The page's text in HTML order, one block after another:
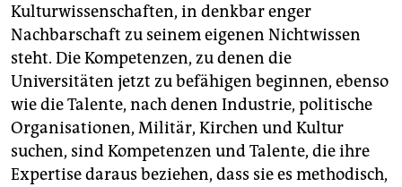
Kulturwissenschaften, in denkbar enger
Nachbarschaft zu seinem eigenen Nichtwissen
steht. Die Kompetenzen, zu denen die
Universitäten jetzt zu befähigen beginnen, ebenso
wie die Talente, nach denen Industrie, politische
Organisationen, Militär, Kirchen und Kultur
suchen, sind Kompetenzen und Talente, die ihre
Expertise daraus beziehen, dass sie es methodisch,